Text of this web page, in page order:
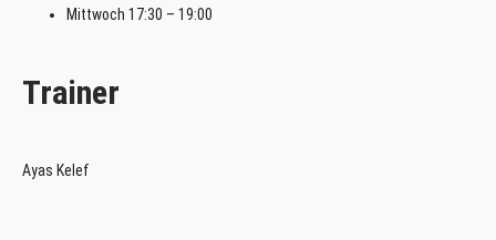
Mittwoch 17:30 – 19:00
Trainer
Ayas Kelef